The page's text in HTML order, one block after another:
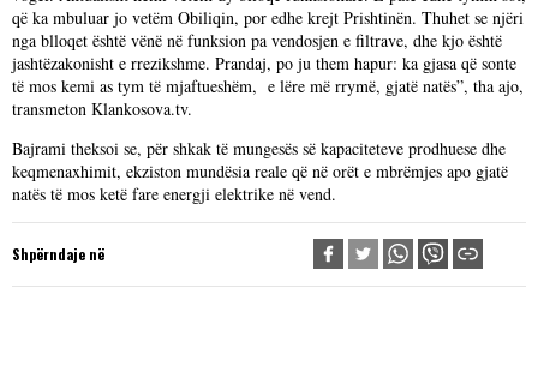
që ka mbuluar jo vetëm Obiliqin, por edhe krejt Prishtinën. Thuhet se njëri
nga blloqet është vënë në funksion pa vendosjen e filtrave, dhe kjo është
jashtëzakonisht e rrezikshme. Prandaj, po ju them hapur: ka gjasa që sonte
të mos kemi as tym të mjaftueshëm, e lëre më rrymë, gjatë natës”, tha ajo,
transmeton Klankosova.tv.
Bajrami theksoi se, për shkak të mungesës së kapaciteteve prodhuese dhe
keqmenaxhimit, ekziston mundësia reale që në orët e mbrëmjes apo gjatë
natës të mos ketë fare energji elektrike në vend.
Shpërndaje në